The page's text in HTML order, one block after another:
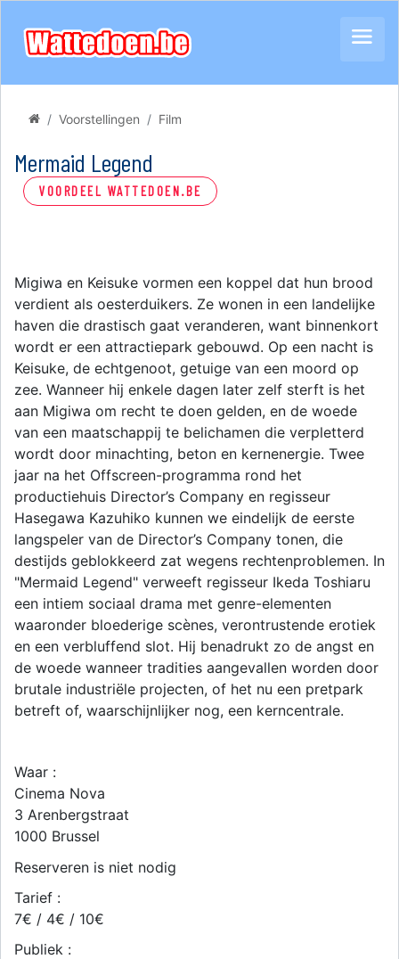
Voorstellingen Film
Mermaid Legend
VOORDEEL WATTEDOEN.BE
Migiwa en Keisuke vormen een koppel dat hun brood
verdient als oesterduikers. Ze wonen in een landelijke
haven die drastisch gaat veranderen, want binnenkort
wordt er een attractiepark gebouwd. Op een nacht is
Keisuke, de echtgenoot, getuige van een moord op
zee. Wanneer hij enkele dagen later zelf sterft is het
aan Migiwa om recht te doen gelden, en de woede
van een maatschappij te belichamen die verpletterd
wordt door minachting, beton en kernenergie. Twee
jaar na het Offscreen-programma rond het
productiehuis Director’s Company en regisseur
Hasegawa Kazuhiko kunnen we eindelijk de eerste
langspeler van de Director’s Company tonen, die
destijds geblokkeerd zat wegens rechtenproblemen. In
"Mermaid Legend" verweeft regisseur Ikeda Toshiaru
een intiem sociaal drama met genre-elementen
waaronder bloederige scènes, verontrustende erotiek
en een verbluffend slot. Hij benadrukt zo de angst en
de woede wanneer tradities aangevallen worden door
brutale industriële projecten, of het nu een pretpark
betreft of, waarschijnlijker nog, een kerncentrale.
Waar :
Cinema Nova
3 Arenbergstraat
1000 Brussel
Reserveren is niet nodig
Tarief :
7€ / 4€ / 10€
Publiek :